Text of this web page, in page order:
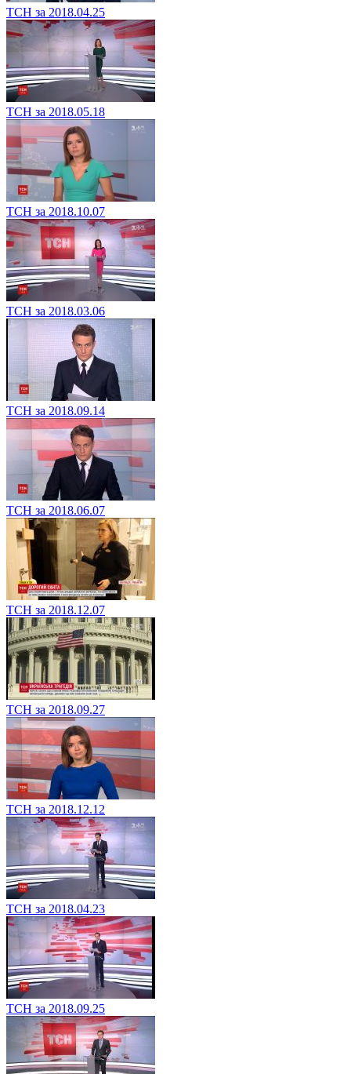
ТСН за 2018.04.25
ТСН за 2018.05.18
ТСН за 2018.10.07
ТСН за 2018.03.06
ТСН за 2018.09.14
ТСН за 2018.06.07
ТСН за 2018.12.07
ТСН за 2018.09.27
ТСН за 2018.12.12
ТСН за 2018.04.23
ТСН за 2018.09.25